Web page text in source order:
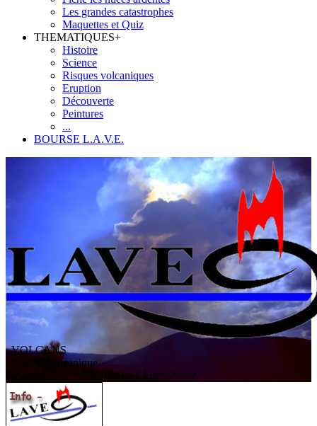
Les grandes catastrophes
Maquettes et Quiz
THEMATIQUES+
Histoire
Science
Risques volcaniques
Eruption
Découverte
Peintures
...
BOURSE L.A.V.E.
VOLCANS
/ Activité volcanique
ssociation V olcanologiqueEuropéenne